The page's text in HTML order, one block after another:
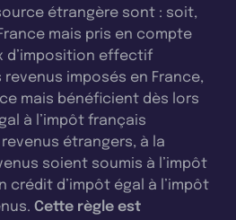
étrangère sont : soit,
mais pris en compte
d’imposition effectif
imposés en France,
mais bénéficient dès lors
à l’impôt français
étrangers, à la
soient soumis à l’impôt
crédit d’impôt égal à l’impôt
Cette règle est